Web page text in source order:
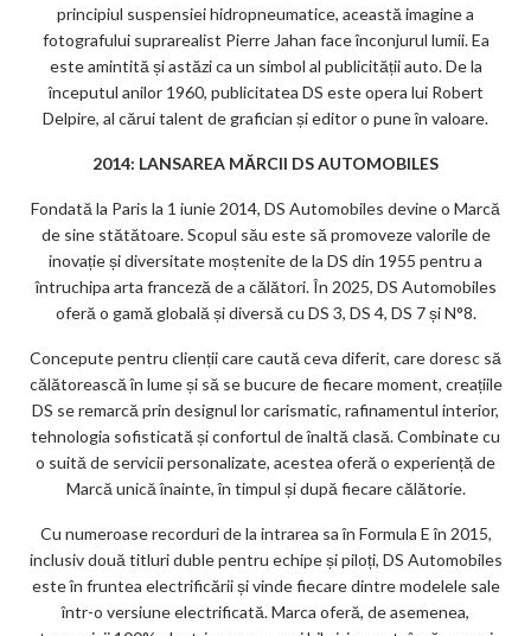
principiul suspensiei hidropneumatice, această imagine a
fotografului suprarealist Pierre Jahan face înconjurul lumii. Ea
este amintită și astăzi ca un simbol al publicității auto. De la
începutul anilor 1960, publicitatea DS este opera lui Robert
Delpire, al cărui talent de grafician și editor o pune în valoare.
2014: LANSAREA MĂRCII DS AUTOMOBILES
Fondată la Paris la 1 iunie 2014, DS Automobiles devine o Marcă
de sine stătătoare. Scopul său este să promoveze valorile de
inovație și diversitate moștenite de la DS din 1955 pentru a
întruchipa arta franceză de a călători. În 2025, DS Automobiles
oferă o gamă globală și diversă cu DS 3, DS 4, DS 7 și N°8.
Concepute pentru clienții care caută ceva diferit, care doresc să
călătorească în lume și să se bucure de fiecare moment, creațiile
DS se remarcă prin designul lor carismatic, rafinamentul interior,
tehnologia sofisticată și confortul de înaltă clasă. Combinate cu
o suită de servicii personalizate, acestea oferă o experiență de
Marcă unică înainte, în timpul și după fiecare călătorie.
Cu numeroase recorduri de la intrarea sa în Formula E în 2015,
inclusiv două titluri duble pentru echipe și piloți, DS Automobiles
este în fruntea electrificării și vinde fiecare dintre modelele sale
într-o versiune electrificată. Marca oferă, de asemenea,